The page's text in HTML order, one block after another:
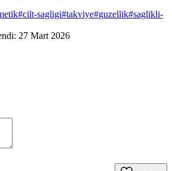
#cilt-sagligi#takviye#guzellik#saglikli-
27 Mart 2026